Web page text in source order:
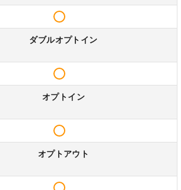
ダブルオプトイン
オプトイン
オプトアウト